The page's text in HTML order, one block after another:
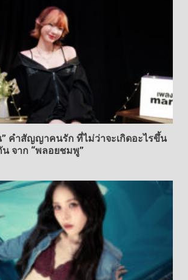
คำสัญญาคนรัก ที่ไม่ว่าจะเกิดอะไรขึ้น
จาก “พลอยชมพู”